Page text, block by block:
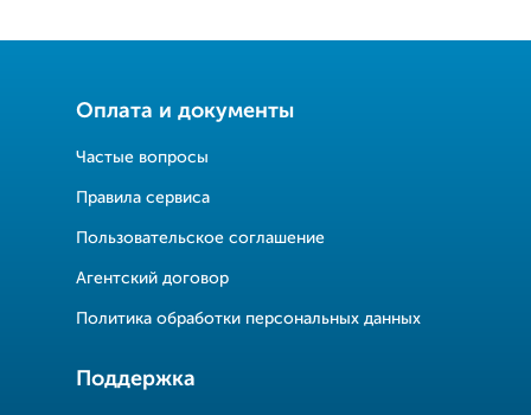
Оплата и документы
Частые вопросы
Правила сервиса
Пользовательское соглашение
Агентский договор
Политика обработки персональных данных
Поддержка